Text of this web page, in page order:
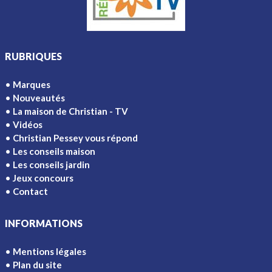
RUBRIQUES
Marques
Nouveautés
La maison de Christian - TV
Vidéos
Christian Pessey vous répond
Les conseils maison
Les conseils jardin
Jeux concours
Contact
INFORMATIONS
Mentions légales
Plan du site